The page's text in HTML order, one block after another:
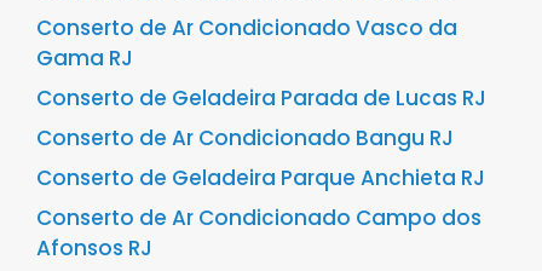
Conserto de Ar Condicionado Vasco da
Gama RJ
Conserto de Geladeira Parada de Lucas RJ
Conserto de Ar Condicionado Bangu RJ
Conserto de Geladeira Parque Anchieta RJ
Conserto de Ar Condicionado Campo dos
Afonsos RJ